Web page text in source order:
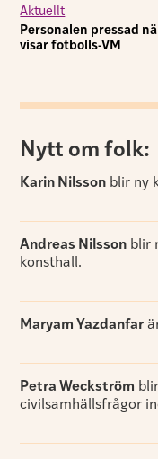
Aktuellt
Personalen pressad
visar fotbolls-VM
Nytt om folk:
Karin Nilsson blir ny
Andreas Nilsson blir
konsthall.
Maryam Yazdanfar
Petra Weckström
civilsamhällsfrågor